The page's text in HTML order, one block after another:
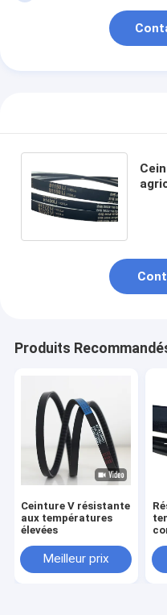
Produits
Ceinture V résistante
aux températures
élevées
Meilleur prix